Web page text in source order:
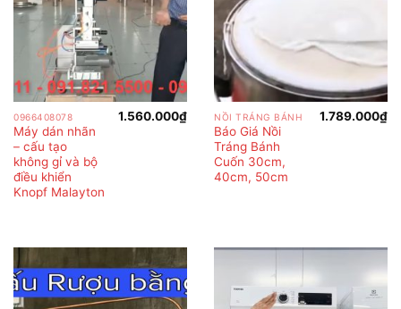
0966408078
Máy dán nhãn
– cấu tạo
không gỉ và bộ
điều khiển
Knopf Malayton
1.560.000₫ NỒI TRÁNG BÁNH
Báo Giá Nồi
Tráng Bánh
Cuốn 30cm,
40cm, 50cm
1.789.000₫